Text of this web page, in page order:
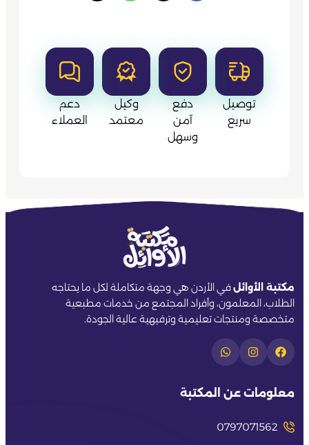
توصيل
سريع
دفع
آمن
وسهل
وكيل
معتمد
دعم
العملاء
مكتبة الأوائلفي الأردن هي وجهة متكاملة لكل ما يحتاجه
الطلاب، المعلمون، وأفراد المجتمع من خدمات مطبعية
متخصصة ومنتجات تعليمية وترفيهية عالية الجودة.
معلومات عن المكتبة
0797071562